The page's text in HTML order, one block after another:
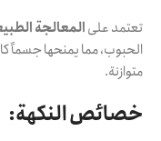
تعتمد علىالمعالجة
الحبوب، مما يمنحها جسماً
متوازنة.
خصائص النكهة: